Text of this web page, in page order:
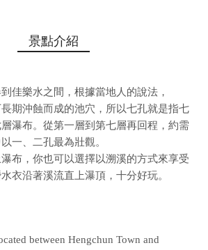
景點介紹
佳樂水之間，根據當地人的說法，
長期沖蝕而成的池穴，所以七孔就是指七
瀑布。從第一層到第七層再回程，約需
一、二孔最為壯觀。
布，你也可以選擇以溯溪的方式來享受
衣沿著溪流直上瀑頂，十分好玩。
between Hengchun Town and